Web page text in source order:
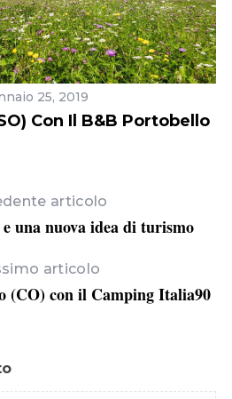
25, 2019
Con Il B&B Portobello
articolo
una nuova idea di turismo
articolo
(CO) con il Camping Italia90